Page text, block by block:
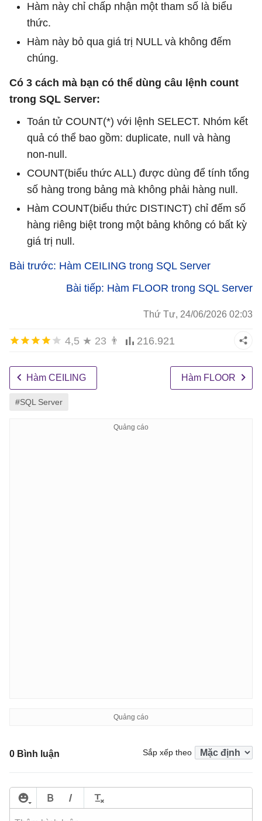
Hàm này chỉ chấp nhận một tham số là biểu
thức.
Hàm này bỏ qua giá trị NULL và không đếm
chúng.
Có 3 cách mà bạn có thể dùng câu lệnh count
trong SQL Server:
Toán tử COUNT(*) với lệnh SELECT. Nhóm kết
quả có thể bao gồm: duplicate, null và hàng
non-null.
COUNT(biểu thức ALL) được dùng để tính tổng
số hàng trong bảng mà không phải hàng null.
Hàm COUNT(biểu thức DISTINCT) chỉ đếm số
hàng riêng biệt trong một bảng không có bất kỳ
giá trị null.
Bài trước: Hàm CEILING trong SQL Server
Bài tiếp: Hàm FLOOR trong SQL Server
Thứ Tư, 24/06/2026 02:03
4,5 ★ 23 👨 216.921
Hàm CEILING Hàm FLOOR
#SQL Server
0 Bình luận Sắp xếp theo